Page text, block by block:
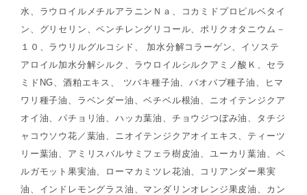
水、ラウロイルメチルアラニンＮａ、コカミドプロピルベタイ
ン、グリセリン、ペンチレングリコール、ポリクオタニウム－
１０、ラウリルグルコシド、 加水分解コラーゲン、イソステ
アロイル加水分解シルク、ラウロイルシルクアミノ酸Ｋ、セラ
ミドNG、酒粕エキス、 ツバキ種子油、バオバブ種子油、ヒマ
ワリ種子油、ラベンダー油、ベチベル根油、ニオイテンジクア
オイ油、パチョリ油、ハッカ葉油、チョウジつぼみ油、タチジ
ャコウソウ花／葉油、ニオイテンジクアオイエキス、ティーツ
リー葉油、アミリスバルサミフェラ樹皮油、ユーカリ葉油、ベ
ルガモット果実油、ローマカミツレ花油、コリアンダー果実
油、インドレモングラス油、マンダリンオレンジ果皮油、カン